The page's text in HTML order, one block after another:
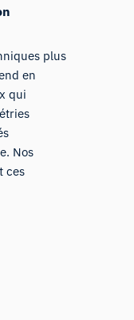
plus
en
qui
Nos
ces